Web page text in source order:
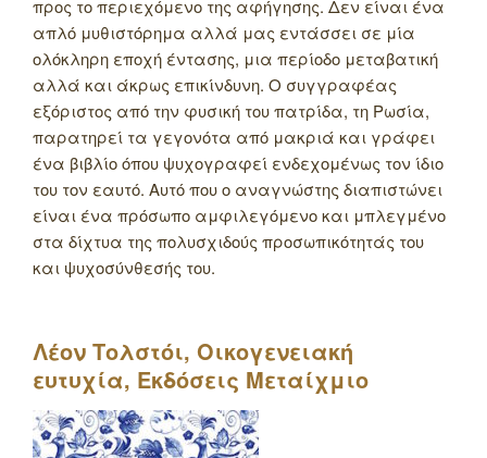
προς το περιεχόμενο της αφήγησης. Δεν είναι ένα
απλό μυθιστόρημα αλλά μας εντάσσει σε μία
ολόκληρη εποχή έντασης, μια περίοδο μεταβατική
αλλά και άκρως επικίνδυνη. Ο συγγραφέας
εξόριστος από την φυσική του πατρίδα, τη Ρωσία,
παρατηρεί τα γεγονότα από μακριά και γράφει
ένα βιβλίο όπου ψυχογραφεί ενδεχομένως τον ίδιο
του τον εαυτό. Αυτό που ο αναγνώστης διαπιστώνει
είναι ένα πρόσωπο αμφιλεγόμενο και μπλεγμένο
στα δίχτυα της πολυσχιδούς προσωπικότητάς του
και ψυχοσύνθεσής του.
Λέον Τολστόι, Οικογενειακή
ευτυχία, Εκδόσεις Μεταίχμιο